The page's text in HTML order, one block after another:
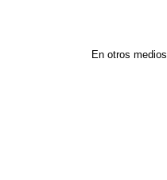
En otros medios